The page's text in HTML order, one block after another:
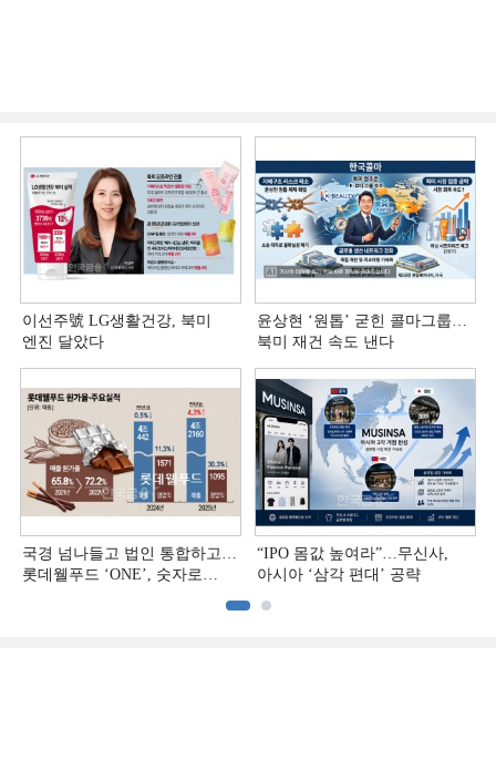
이선주號 LG생활건강, 북미
엔진 달았다
윤상현 ‘원톱ʼ 굳힌 콜마그룹…
북미 재건 속도 낸다
국경 넘나들고 법인 통합하고…
롯데웰푸드 ‘ONE’, 숫자로
“IPO 몸값 높여라”…무신사,
아시아 ‘삼각 편대’ 공략